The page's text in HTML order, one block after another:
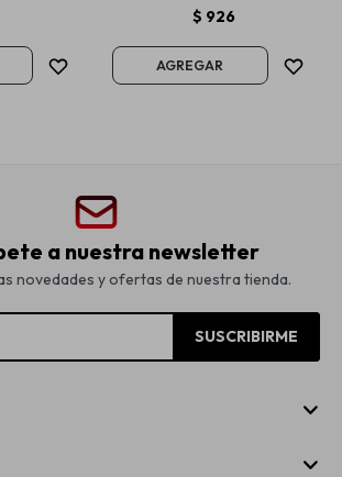
$ 926
a nuestra newsletter
novedades y ofertas de nuestra tienda.
SUSCRIBIRME